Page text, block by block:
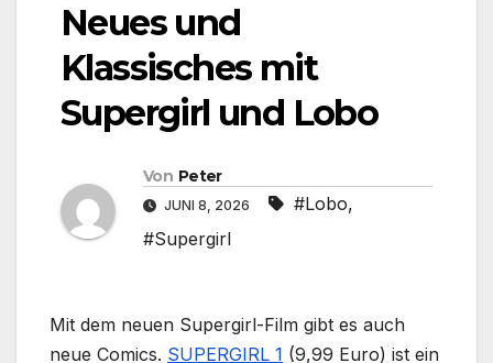
Neues und
Klassisches mit
Supergirl und Lobo
Von Peter
JUNI 8, 2026 #Lobo,
#Supergirl
Mit dem neuen Supergirl-Film gibt es auch
neue Comics. SUPERGIRL 1 (9,99 Euro) ist ein